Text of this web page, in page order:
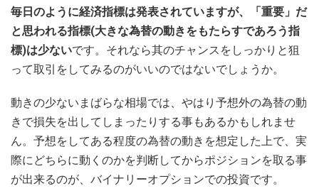
毎日のように経済指標は発表されていますが、「重要」だ
と思われる指標(大きな為替の動きをもたらすであろう指
標)は少ないです。それなら其のチャンスをしっかりと狙
って取引をしてみるのがいいのではないでしょうか。
動きの少ないまばらな相場では、やはり予想外の為替の動
きで損失を出してしまったりする事もあるかもしれませ
ん。予想をしてある程度の為替の動きを想定した上で、実
際にどちらに動くのかを判断してからポジションを取る事
が出来るのが、バイナリーオプションでの投資です。